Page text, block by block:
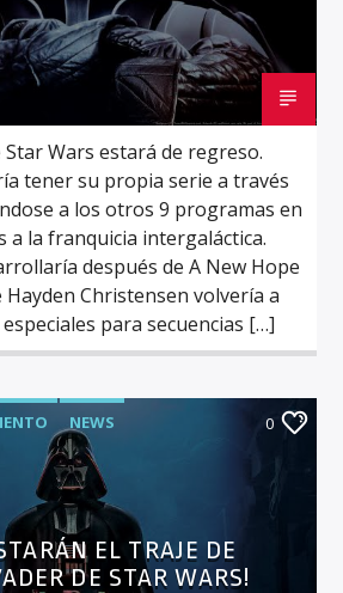
Wars estará de regreso.
tener su propia serie a través
a los otros 9 programas en
a la franquicia intergaláctica.
después de A New Hope
Hayden Christensen volvería a
para secuencias […]
NEWS 0
EL TRAJE DE
DE STAR WARS!